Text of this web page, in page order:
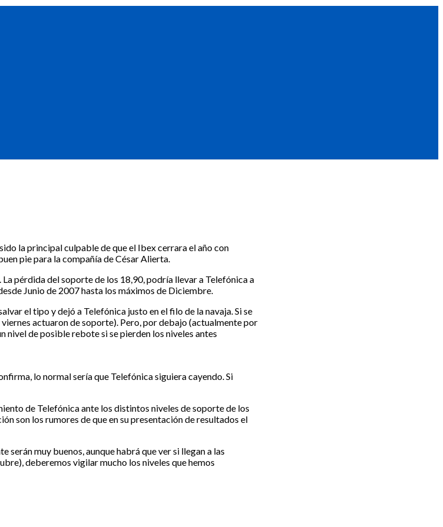
la principal culpable de que el Ibex cerrara el año con
pie para la compañía de César Alierta.
pérdida del soporte de los 18,90, podría llevar a Telefónica a
Junio de 2007 hasta los máximos de Diciembre.
el tipo y dejó a Telefónica justo en el filo de la navaja. Si se
actuaron de soporte). Pero, por debajo (actualmente por
nivel de posible rebote si se pierden los niveles antes
lo normal sería que Telefónica siguiera cayendo. Si
de Telefónica ante los distintos niveles de soporte de los
son los rumores de que en su presentación de resultados el
muy buenos, aunque habrá que ver si llegan a las
deberemos vigilar mucho los niveles que hemos